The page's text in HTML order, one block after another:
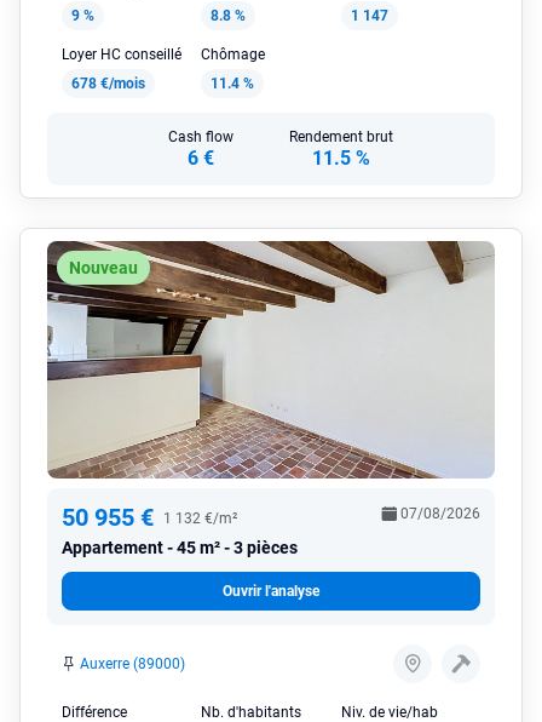
9 %
8.8 %
1 147
Loyer HC conseillé
678 €/mois
Chômage
11.4 %
Cash flow
6 €
Rendement brut
11.5 %
Nouveau
50 955 € 1 132 €/m²
Appartement 45 m² - 3 pièces
07/08/2026
Ouvrir l'analyse
Auxerre (89000)
Différence
Nb. d'habitants
Niv. de vie/hab